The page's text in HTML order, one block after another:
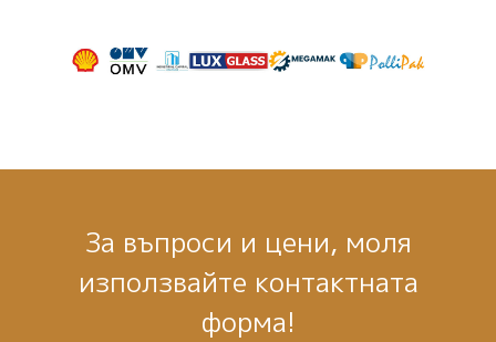
За въпроси и цени, моля
използвайте контактната
форма!